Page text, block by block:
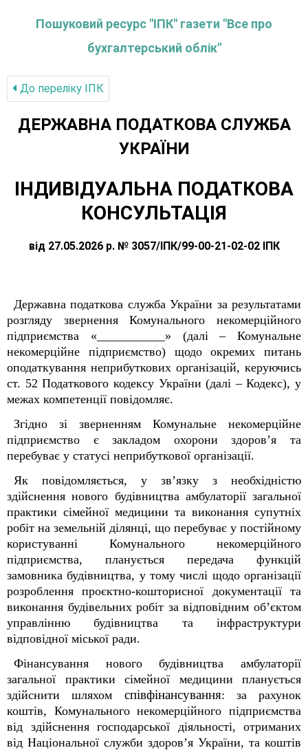
Пошуковий ресурс "ІПК" газети "Все про
бухгалтерський облік"
До переліку IПК
ДЕРЖАВНА ПОДАТКОВА СЛУЖБА
УКРАЇНИ
ІНДИВІДУАЛЬНА ПОДАТКОВА
КОНСУЛЬТАЦІЯ
від 27.05.2026 р. № 3057/ІПК/99-00-21-02-02 ІПК
Державна податкова служба України за результатами
розгляду звернення Комунального некомерційного
підприємства «___________» (далі – Комунальне
некомерційне підприємство) щодо окремих питань
оподаткування неприбуткових організацій, керуючись
ст. 52 Податкового кодексу України (далі – Кодекс), у
межах компетенції повідомляє.
Згідно зі зверненням Комунальне некомерційне
підприємство є закладом охорони здоров’я та
перебуває у статусі неприбуткової організації.
Як повідомляється, у зв’язку з необхідністю
здійснення нового будівництва амбулаторії загальної
практики сімейної медицини та виконання супутніх
робіт на земельній ділянці, що перебуває у постійному
користуванні Комунального некомерційного
підприємства, планується передача функцій
замовника будівництва, у тому числі щодо організації
розроблення проєктно-кошторисної документації та
виконання будівельних робіт за відповідним об’єктом
управлінню будівництва та інфраструктури
відповідної міської ради.
Фінансування нового будівництва амбулаторії
загальної практики сімейної медицини планується
здійснити шляхом співфінансування: за рахунок
коштів, Комунального некомерційного підприємства
від здійснення господарської діяльності, отриманих
від Національної служби здоров’я України, та коштів